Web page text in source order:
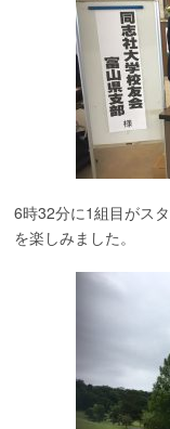
6時32分に1組目がス
を楽しみました。